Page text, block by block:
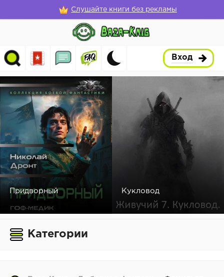
Слушайте книги без рекламы
Вход
Придворный Кукловод
Категории